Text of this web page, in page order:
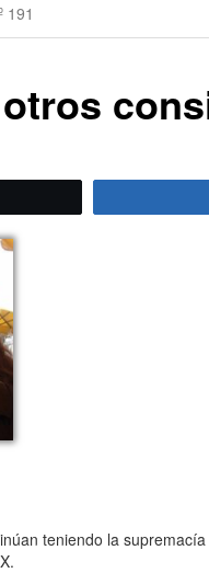
191
teniendo la